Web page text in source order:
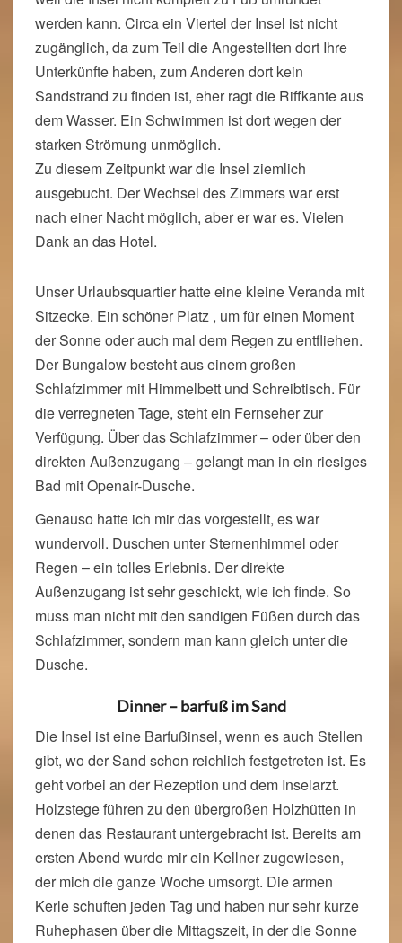
werden kann. Circa ein Viertel der Insel ist nicht
zugänglich, da zum Teil die Angestellten dort Ihre
Unterkünfte haben, zum Anderen dort kein
Sandstrand zu finden ist, eher ragt die Riffkante aus
dem Wasser. Ein Schwimmen ist dort wegen der
starken Strömung unmöglich.
Zu diesem Zeitpunkt war die Insel ziemlich
ausgebucht. Der Wechsel des Zimmers war erst
nach einer Nacht möglich, aber er war es. Vielen
Dank an das Hotel.
Unser Urlaubsquartier hatte eine kleine Veranda mit
Sitzecke. Ein schöner Platz , um für einen Moment
der Sonne oder auch mal dem Regen zu entfliehen.
Der Bungalow besteht aus einem großen
Schlafzimmer mit Himmelbett und Schreibtisch. Für
die verregneten Tage, steht ein Fernseher zur
Verfügung. Über das Schlafzimmer – oder über den
direkten Außenzugang – gelangt man in ein riesiges
Bad mit Openair-Dusche.
Genauso hatte ich mir das vorgestellt, es war
wundervoll. Duschen unter Sternenhimmel oder
Regen – ein tolles Erlebnis. Der direkte
Außenzugang ist sehr geschickt, wie ich finde. So
muss man nicht mit den sandigen Füßen durch das
Schlafzimmer, sondern man kann gleich unter die
Dusche.
Dinner – barfuß im Sand
Die Insel ist eine Barfußinsel, wenn es auch Stellen
gibt, wo der Sand schon reichlich festgetreten ist. Es
geht vorbei an der Rezeption und dem Inselarzt.
Holzstege führen zu den übergroßen Holzhütten in
denen das Restaurant untergebracht ist. Bereits am
ersten Abend wurde mir ein Kellner zugewiesen,
der mich die ganze Woche umsorgt. Die armen
Kerle schuften jeden Tag und haben nur sehr kurze
Ruhephasen über die Mittagszeit, in der die Sonne